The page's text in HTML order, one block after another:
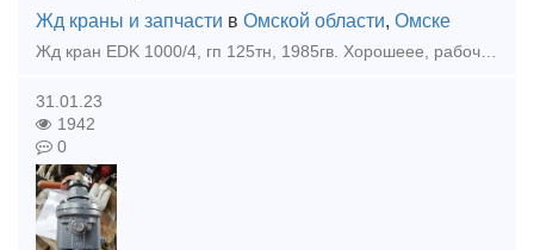
Жд краны и запчасти в Омской области, Омске
Жд кран EDK 1000/4, гп 125тн, 1985гв. Хорошеее, рабочее состояние. В Казахстане.
31.01.23
1942
0